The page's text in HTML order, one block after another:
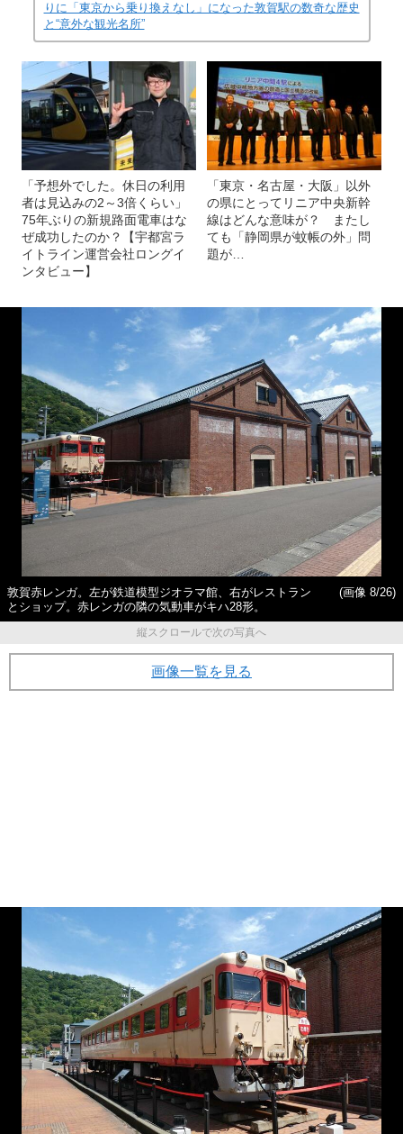
りに「東京から乗り換えなし」になった敦賀駅の数奇な歴史
と“意外な観光名所”
「予想外でした。休日の利用
者は見込みの2～3倍くらい」
75年ぶりの新規路面電車はな
ぜ成功したのか？【宇都宮ラ
イトライン運営会社ロングイ
ンタビュー】
「東京・名古屋・大阪」以外
の県にとってリニア中央新幹
線はどんな意味が？ またし
ても「静岡県が蚊帳の外」問
題が…
敦賀赤レンガ。左が鉄道模型ジオラマ館、右がレストラン
とショップ。赤レンガの隣の気動車がキハ28形。
(画像 8/26)
縦スクロールで次の写真へ
画像一覧を見る